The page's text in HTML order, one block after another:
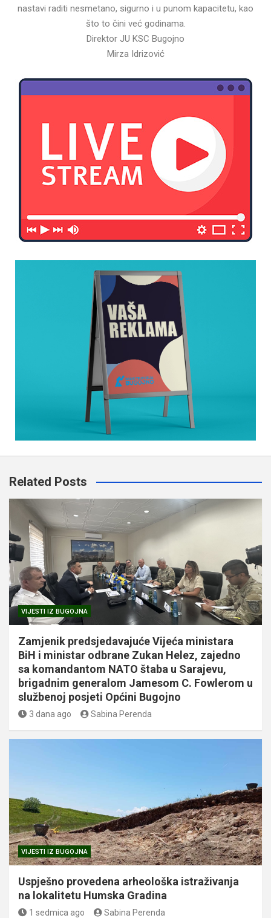
nastavi raditi nesmetano, sigurno i u punom kapacitetu, kao
što to čini već godinama.
Direktor JU KSC Bugojno
Mirza Idrizović
Related Posts
VIJESTI IZ BUGOJNA
Zamjenik predsjedavajuće Vijeća ministara
BiH i ministar odbrane Zukan Helez, zajedno
sa komandantom NATO štaba u Sarajevu,
brigadnim generalom Jamesom C. Fowlerom u
službenoj posjeti Općini Bugojno
3 dana ago Sabina Perenda
VIJESTI IZ BUGOJNA
Uspješno provedena arheološka istraživanja
na lokalitetu Humska Gradina
1 sedmica ago Sabina Perenda